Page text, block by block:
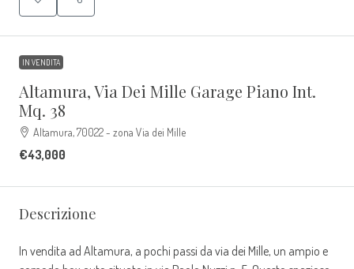
IN VENDITA
Altamura, Via Dei Mille Garage Piano Int.
Mq. 38
Altamura, 70022 - zona Via dei Mille
€43,000
Descrizione
In vendita ad Altamura, a pochi passi da via dei Mille, un ampio e